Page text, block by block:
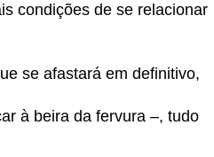
condições de se relacionar
se afastará em definitivo,
à beira da fervura –, tudo